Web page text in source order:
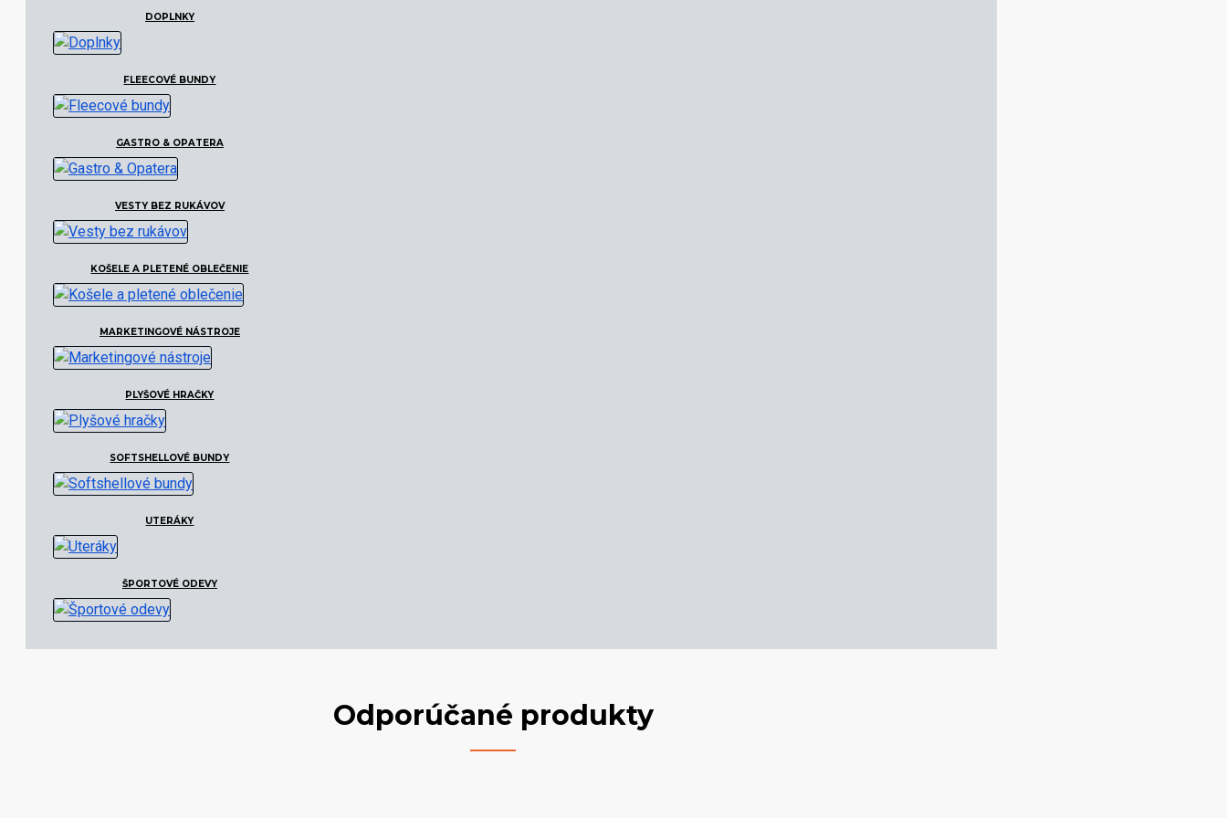
DOPLNKY
FLEECOVÉ BUNDY
GASTRO & OPATERA
VESTY BEZ RUKÁVOV
KOŠELE A PLETENÉ OBLEČENIE
MARKETINGOVÉ NÁSTROJE
PLYŠOVÉ HRAČKY
SOFTSHELLOVÉ BUNDY
UTERÁKY
ŠPORTOVÉ ODEVY
Odporúčané produkty